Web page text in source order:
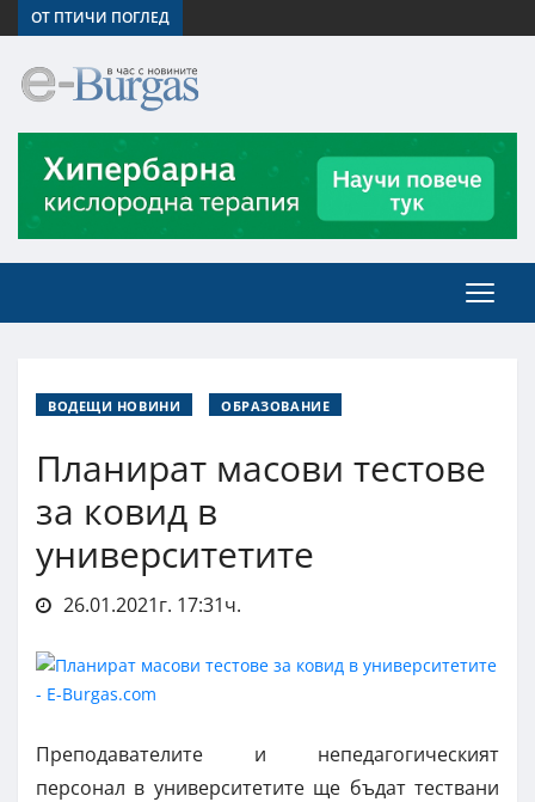
ОТ ПТИЧИ ПОГЛЕД
ВОДЕЩИ НОВИНИ ОБРАЗОВАНИЕ
Планират масови тестове
за ковид в
университетите
26.01.2021г. 17:31ч.
Преподавателите и непедагогическият
персонал в университетите ще бъдат тествани